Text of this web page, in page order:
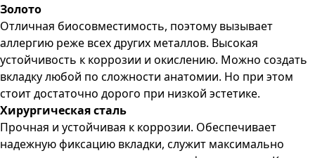
Золото
Отличная биосовместимость, поэтому вызывает
аллергию реже всех других металлов. Высокая
устойчивость к коррозии и окислению. Можно создать
вкладку любой по сложности анатомии. Но при этом
стоит достаточно дорого при низкой эстетике.
Хирургическая сталь
Прочная и устойчивая к коррозии. Обеспечивает
надежную фиксацию вкладки, служит максимально